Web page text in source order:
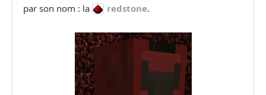
par son nom : la
redstone.